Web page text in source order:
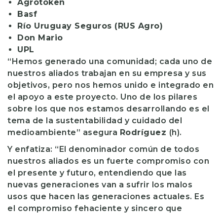
Agrotoken
Basf
Río Uruguay Seguros (RUS Agro)
Don Mario
UPL
“Hemos generado una comunidad; cada uno de
nuestros aliados trabajan en su empresa y sus
objetivos, pero nos hemos unido e integrado en
el apoyo a este proyecto. Uno de los pilares
sobre los que nos estamos desarrollando es el
tema de la sustentabilidad y cuidado del
medioambiente” asegura Rodríguez (h).
Y enfatiza: “El denominador común de todos
nuestros aliados es un fuerte compromiso con
el presente y futuro, entendiendo que las
nuevas generaciones van a sufrir los malos
usos que hacen las generaciones actuales. Es
el compromiso fehaciente y sincero que